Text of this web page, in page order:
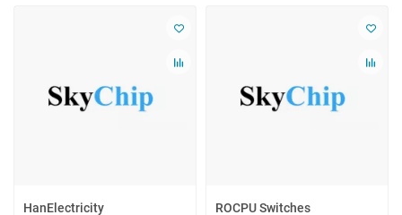
HanElectricity
ROCPU Switches